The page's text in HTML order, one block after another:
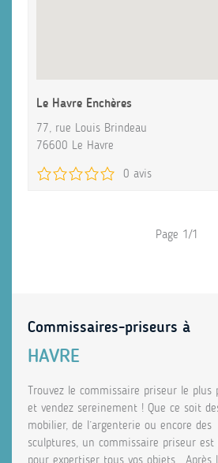
Le Havre Enchères
77, rue Louis Brindeau
76600 Le Havre
0 avis
Page 1/1
Commissaires-priseurs à
HAVRE
Trouvez le commissaire priseur le plus
et vendez sereinement ! Que ce soit
mobilier, de l’argenterie ou encore des
sculptures, un commissaire priseur est
pour expertiser tous vos objets. Après